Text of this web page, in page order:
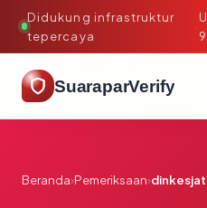
Didukung infrastruktur
tepercaya
·
SuaraparVerify
Beranda›Pemeriksaan›